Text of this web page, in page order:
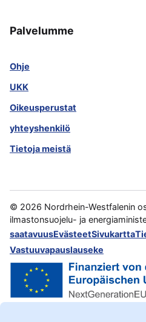
Palvelumme
Ohje
UKK
Oikeusperustat
yhteyshenkilö
Tietoja meistä
© 2026 Nordrhein-Westfalenin
ilmastonsuojelu- ja
saatavuusEvästeetSivukartta
Vastuuvapauslauseke